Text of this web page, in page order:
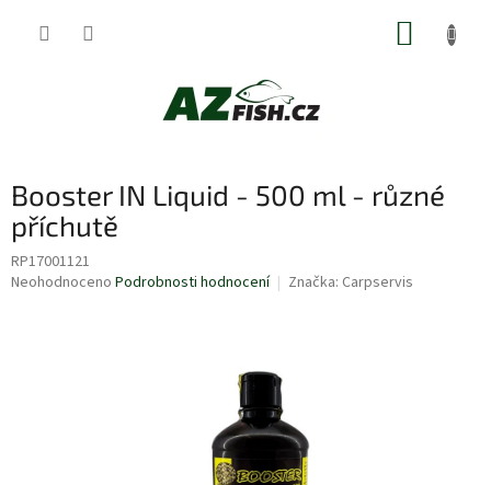
Booster IN Liquid - 500 ml - různé
příchutě
RP17001121
Průměrné
Neohodnoceno Podrobnosti hodnocení Značka: Carpservis